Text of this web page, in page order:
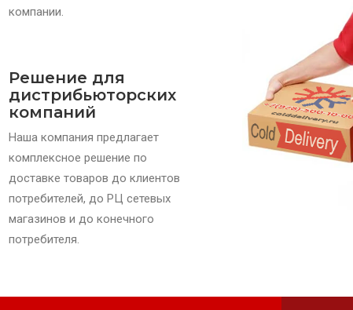
компании.
Решение для
дистрибьюторских
компаний
Наша компания предлагает
комплексное решение по
доставке товаров до клиентов
потребителей, до РЦ сетевых
магазинов и до конечного
потребителя.